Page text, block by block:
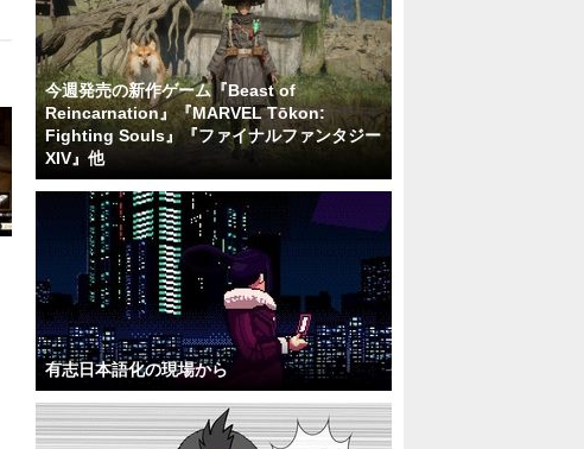
今週発売の新作ゲーム『Beast of
Reincarnation』『MARVEL Tōkon:
Fighting Souls』『ファイナルファンタジー
XIV』他
有志日本語化の現場から